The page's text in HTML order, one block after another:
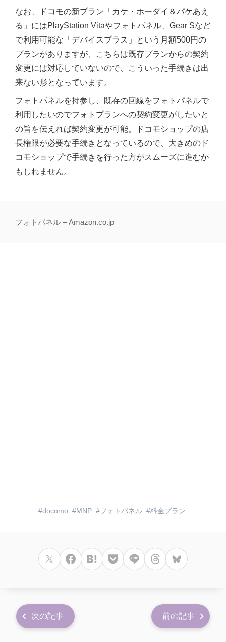
なお、ドコモの新プラン「カケ・ホーダイ＆パケあえ
る」にはPlayStation Vitaやフォトパネル、Gear Sなど
で利用可能な「デバイスプラス」という月額500円の
プランがありますが、こちらは既存プランからの契約
変更には対応していないので、こういった手続きは出
来ない形となっています。
フォトパネルを持参し、既存の回線をフォトパネルで
利用したいのでフォトプランへの契約変更がしたいと
の旨を伝えれば契約変更が可能。ドコモショップの店
長権限が必要な手続きとなっているので、大きめのド
コモショップで手続きを行った方がスムーズに進むか
もしれません。
フォトパネル – Amazon.co.jp
docomo MNP フォトパネル 料金プラン
次の記事 前の記事